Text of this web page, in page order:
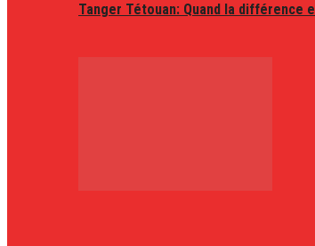
Tanger Tétouan: Quand la différence